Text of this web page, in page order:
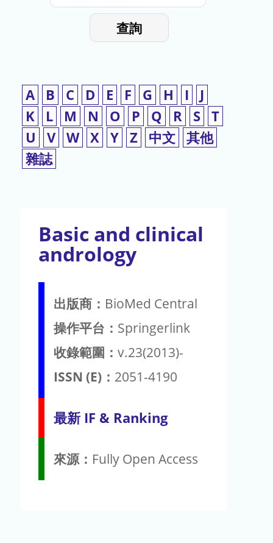
輸
查詢
A B C D E F G H I
J
K
L M N O P Q R S T
U
V W X Y Z 中文 其他
雜誌
Basic and clinical
andrology
出版商： BioMed Central
操作平台： Springerlink
收錄範圍： v.23(2013)-
ISSN (E)： 2051-4190
最新 IF & Ranking
來源： Fully Open Access